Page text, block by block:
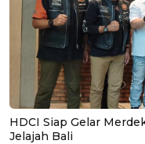
HDCI Siap Gelar
Jelajah Bali